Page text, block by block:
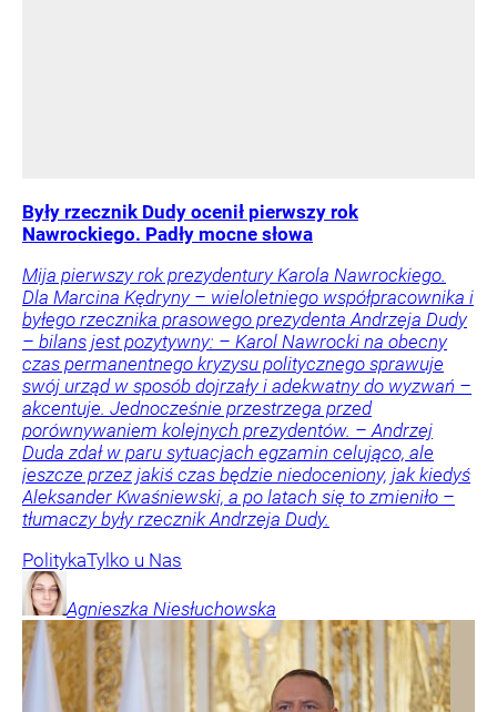
Były rzecznik Dudy ocenił pierwszy rok
Nawrockiego. Padły mocne słowa
Mija pierwszy rok prezydentury Karola Nawrockiego.
Dla Marcina Kędryny – wieloletniego współpracownika i
byłego rzecznika prasowego prezydenta Andrzeja Dudy
– bilans jest pozytywny: – Karol Nawrocki na obecny
czas permanentnego kryzysu politycznego sprawuje
swój urząd w sposób dojrzały i adekwatny do wyzwań –
akcentuje. Jednocześnie przestrzega przed
porównywaniem kolejnych prezydentów. – Andrzej
Duda zdał w paru sytuacjach egzamin celująco, ale
jeszcze przez jakiś czas będzie niedoceniony, jak kiedyś
Aleksander Kwaśniewski, a po latach się to zmieniło –
tłumaczy były rzecznik Andrzeja Dudy.
PolitykaTylko u Nas
Agnieszka Niesłuchowska